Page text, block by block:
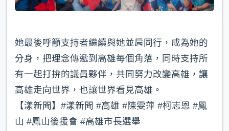
她最後呼籲支持者繼續與她並肩同行，成為她的
分身，把理念傳遞到高雄每個角落，同時支持所
有一起打拚的議員夥伴，共同努力改變高雄，讓
高雄走向世界，也讓世界看見高雄。
【漾新聞】#漾新聞 #高雄 #陳雯萍 #柯志恩 #鳳
山 #鳳山後援會 #高雄市長選舉